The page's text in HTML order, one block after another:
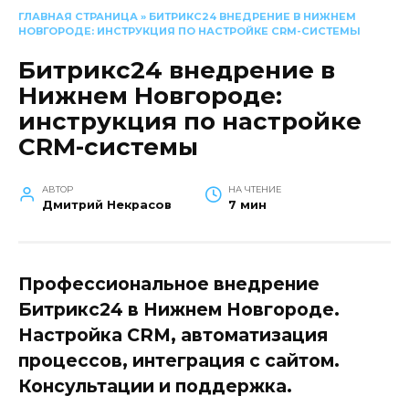
ГЛАВНАЯ СТРАНИЦА » БИТРИКС24 ВНЕДРЕНИЕ В НИЖНЕМ
НОВГОРОДЕ: ИНСТРУКЦИЯ ПО НАСТРОЙКЕ CRM-СИСТЕМЫ
Битрикс24 внедрение в
Нижнем Новгороде:
инструкция по настройке
CRM-системы
АВТОР
Дмитрий Некрасов
НА ЧТЕНИЕ
7 мин
Профессиональное внедрение
Битрикс24 в Нижнем Новгороде.
Настройка CRM, автоматизация
процессов, интеграция с сайтом.
Консультации и поддержка.